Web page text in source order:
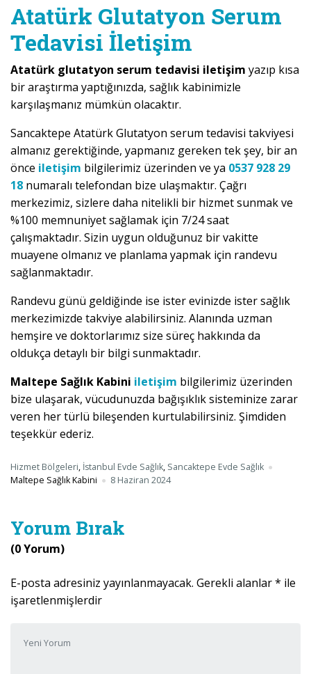
Atatürk Glutatyon Serum
Tedavisi İletişim
Atatürk glutatyon serum tedavisi iletişim yazıp kısa
bir araştırma yaptığınızda, sağlık kabinimizle
karşılaşmanız mümkün olacaktır.
Sancaktepe Atatürk Glutatyon serum tedavisi takviyesi
almanız gerektiğinde, yapmanız gereken tek şey, bir an
önce iletişim bilgilerimiz üzerinden ve ya 0537 928 29
18 numaralı telefondan bize ulaşmaktır. Çağrı
merkezimiz, sizlere daha nitelikli bir hizmet sunmak ve
%100 memnuniyet sağlamak için 7/24 saat
çalışmaktadır. Sizin uygun olduğunuz bir vakitte
muayene olmanız ve planlama yapmak için randevu
sağlanmaktadır.
Randevu günü geldiğinde ise ister evinizde ister sağlık
merkezimizde takviye alabilirsiniz. Alanında uzman
hemşire ve doktorlarımız size süreç hakkında da
oldukça detaylı bir bilgi sunmaktadır.
Maltepe Sağlık Kabini iletişim bilgilerimiz üzerinden
bize ulaşarak, vücudunuzda bağışıklık sisteminize zarar
veren her türlü bileşenden kurtulabilirsiniz. Şimdiden
teşekkür ederiz.
Hizmet Bölgeleri, İstanbul Evde Sağlık, Sancaktepe Evde Sağlık
Maltepe Sağlık Kabini
8 Haziran 2024
Yorum Bırak
(0 Yorum)
E-posta adresiniz yayınlanmayacak. Gerekli alanlar* ile
işaretlenmişlerdir